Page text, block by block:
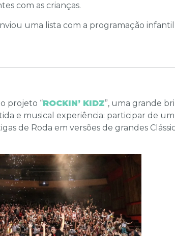
com as crianças.
uma lista com a programação
projeto “ROCKIN’ KIDZ”, uma grande
e musical experiência: participar de
de Roda em versões de grandes